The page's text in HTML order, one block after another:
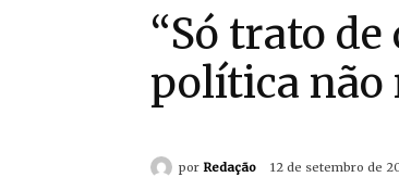
“Só trato
política não
por Redação 12 de setembro de